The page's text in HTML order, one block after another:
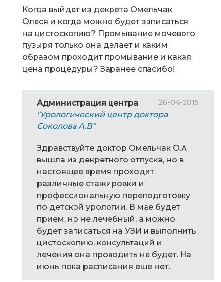
Когда выйдет из декрета Омельчак
Олеся и когда можно будет записаться
на цистоскопию? Промывание мочевого
пузыря только она делает и каким
образом проходит промывание и какая
цена процедуры? Заранее спасибо!
Администрация центра 26-04-2015
"Урологический центр доктора
Соколова А.В"
Здравствуйте доктор Омельчак О.А
вышла из декретного отпуска, но в
настоящее время проходит
различные стажировки и
профессиональную переподготовку
по детской урологии. В мае будет
прием, но не лечебный, а можно
будет записаться на УЗИ и выполнить
цистоскопию, консультаций и
лечения она проводить не будет. На
июнь пока расписания еще нет.